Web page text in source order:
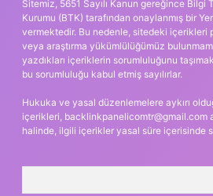
Sitemiz, 5651 Sayılı Kanun gereğince Bilgi
Kurumu (BTK) tarafından onaylanmış bir
vermektedir. Bu nedenle, sitedeki içerikleri
veya araştırma yükümlülüğümüz
yazdıkları içeriklerin sorumluluğunu
bu sorumluluğu kabul etmiş sayılırlar.
Hukuka ve yasal düzenlemelere aykırı
içerikleri, backlinkpanelicomtr@gmail.com
halinde, ilgili içerikler yasal süre içerisinde